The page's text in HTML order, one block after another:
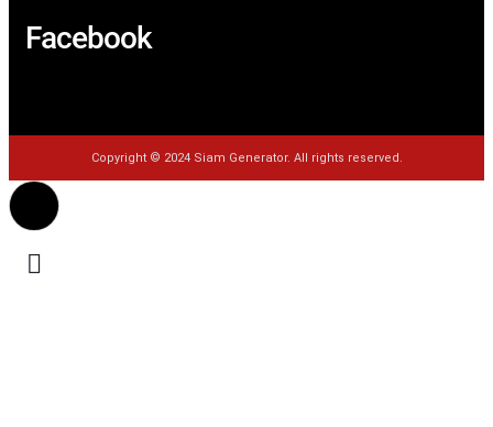
Facebook
Copyright © 2024 Siam Generator. All rights reserved.